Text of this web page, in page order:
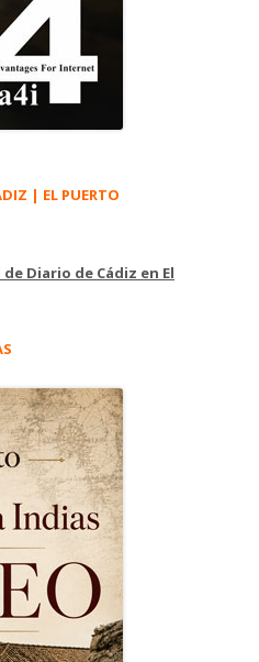
| EL PUERTO
Diario de Cádiz en El